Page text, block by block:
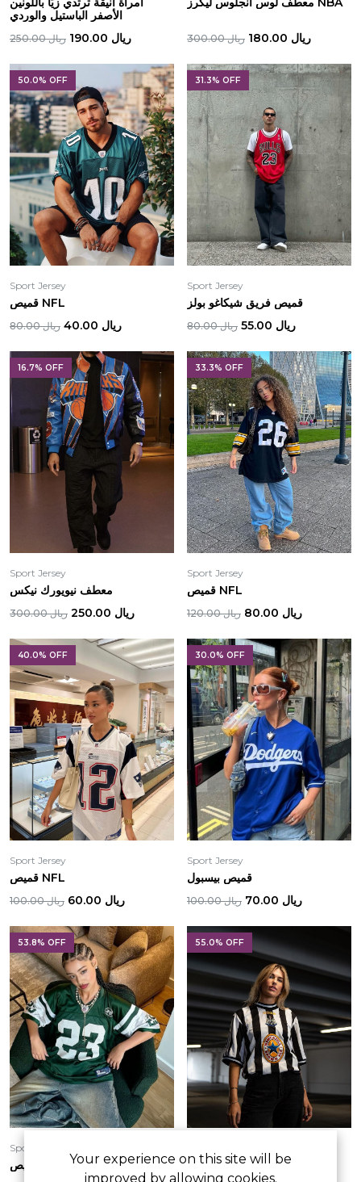
الأصفر الباستيل والوردي
ريال 190.00
ريال 250.00 ريال 180.00 ريال 300.00
50.0% OFF
Sport Jersey
قميص NFL
ريال 40.00
ريال 80.00
31.3% OFF
Sport Jersey
قميص فريق شيكاغو بولز
ريال 55.00
ريال 80.00
16.7% OFF
Sport Jersey
معطف نيويورك نيكس
ريال 250.00
ريال 300.00
33.3% OFF
Sport Jersey
قميص NFL
ريال 80.00
ريال 120.00
40.0% OFF
Sport Jersey
قميص NFL
ريال 60.00
ريال 100.00
30.0% OFF
Sport Jersey
قميص بيسبول
ريال 70.00
ريال 100.00
53.8% OFF
Sport Jersey
55.0% OFF
قميص نيوكاسل كلاسيكي 1997
Your experience on this site will be
improved by allowing cookies.